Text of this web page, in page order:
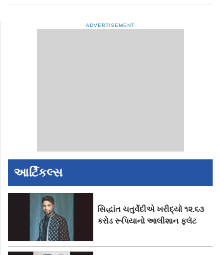
પાર્ક સ્મશાનગૃહમાં કરવામાં આવનાર છે.
સન્માન સાથે કરવામાં આવશે. હાલ
ADVERTISEMENT
આર્ટિકલ્સ
સિદ્ધાંત ચતુર્વેદીએ ખરીદ્યો ૧૨.૬૩
કરોડ રૂપિયાનો આલીશાન ફ્લૅટ